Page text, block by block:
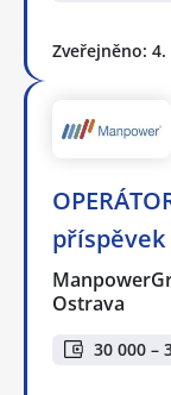
Zveřejněno:
Ostrava
30 000 –